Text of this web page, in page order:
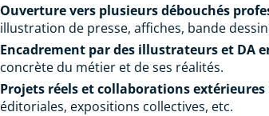
Ouverture vers plusieurs débouchés
illustration de presse, affiches, bande
Encadrement par des illustrateurs et DA
concrète du métier et de ses réalités.
Projets réels et collaborations extérieures
éditoriales, expositions collectives, etc.